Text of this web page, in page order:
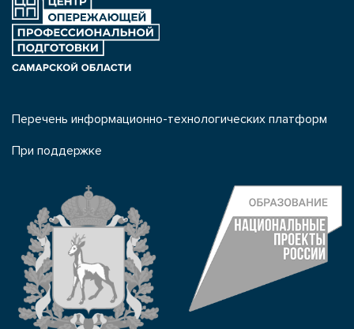
Перечень информационно-технологических платформ
При поддержке